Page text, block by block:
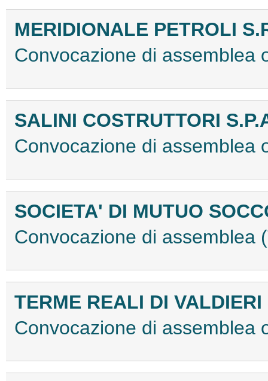
MERIDIONALE PETROLI
Convocazione di assemblea
SALINI COSTRUTTORI
Convocazione di assemblea
SOCIETA' DI MUTUO
Convocazione di assemblea
TERME REALI DI VALDIERI
Convocazione di assemblea